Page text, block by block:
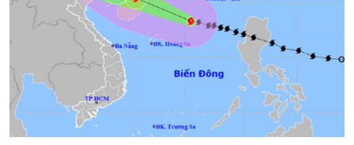
Kinh tế
Tin Kinh tế
Trước giờ mở cửa
Nông nghiệp & Biển đảo
Tin Nông nghiệp & Biển
đảo